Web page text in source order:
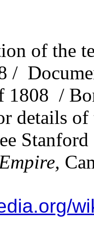
of the
/
1808 /
details of
Stanford